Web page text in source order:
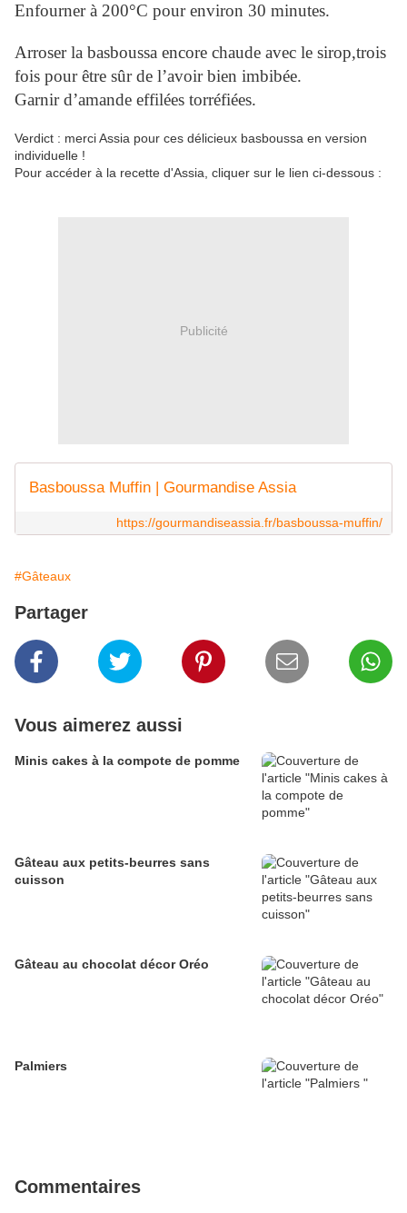
Enfournerà 200°C pour environ 30 minutes.
Arroser la basboussa encore chaude avec le sirop,trois
fois pour être sûr de l’avoir bien imbibée.
Garnir d’amande effilées torréfiées.
Verdict : merci Assia pour ces délicieux basboussa en version
individuelle !
Pour accéder à la recette d'Assia, cliquer sur le lien ci-dessous :
Publicité
Basboussa Muffin | Gourmandise Assia
https://gourmandiseassia.fr/basboussa-muffin/
#Gâteaux
Partager
Vous aimerez aussi
Minis cakes à la compote de pomme
Gâteau aux petits-beurres sans
cuisson
Gâteau au chocolat décor Oréo
Palmiers
Commentaires